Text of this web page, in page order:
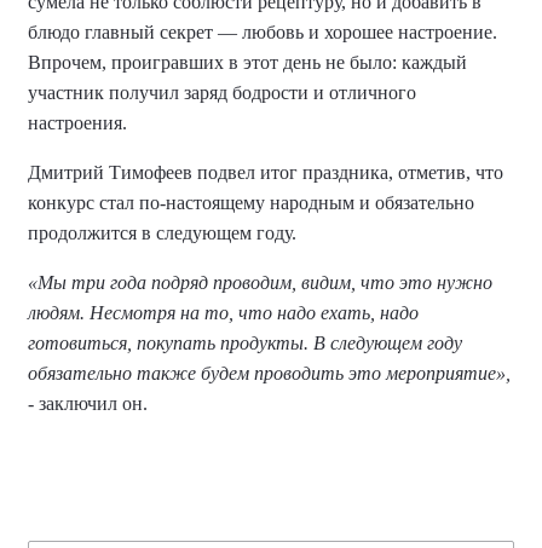
блюдо главный секрет — любовь и хорошее настроение.
Впрочем, проигравших в этот день не было: каждый
участник получил заряд бодрости и отличного
настроения.
Дмитрий Тимофеев подвел итог праздника, отметив, что
конкурс стал по-настоящему народным и обязательно
продолжится в следующем году.
«Мы три года подряд проводим, видим, что это нужно
людям. Несмотря на то, что надо ехать, надо
готовиться, покупать продукты. В следующем году
обязательно также будем проводить это мероприятие»,
- заключил он.